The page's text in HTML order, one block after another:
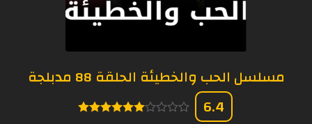
مسلسل الحب والخطيئة الحلقة 88 مدبلجة
6.4